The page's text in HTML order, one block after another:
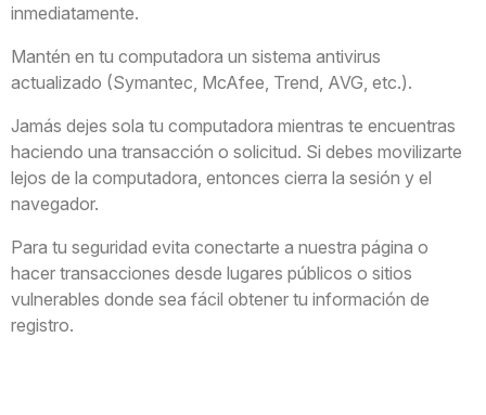
inmediatamente.
Mantén en tu computadora un sistema antivirus
actualizado (Symantec, McAfee, Trend, AVG, etc.).
Jamás dejes sola tu computadora mientras te encuentras
haciendo una transacción o solicitud. Si debes movilizarte
lejos de la computadora, entonces cierra la sesión y el
navegador.
Para tu seguridad evita conectarte a nuestra página o
hacer transacciones desde lugares públicos o sitios
vulnerables donde sea fácil obtener tu información de
registro.